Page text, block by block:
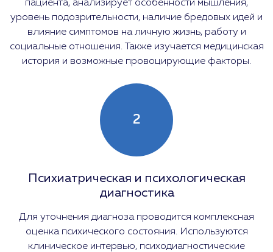
пациента, анализирует особенности мышления,
уровень подозрительности, наличие бредовых идей и
влияние симптомов на личную жизнь, работу и
социальные отношения. Также изучается медицинская
история и возможные провоцирующие факторы.
2
Психиатрическая и психологическая
диагностика
Для уточнения диагноза проводится комплексная
оценка психического состояния. Используются
клиническое интервью, психодиагностические